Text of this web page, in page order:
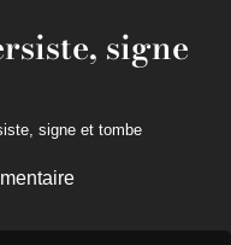
signe
signe et tombe